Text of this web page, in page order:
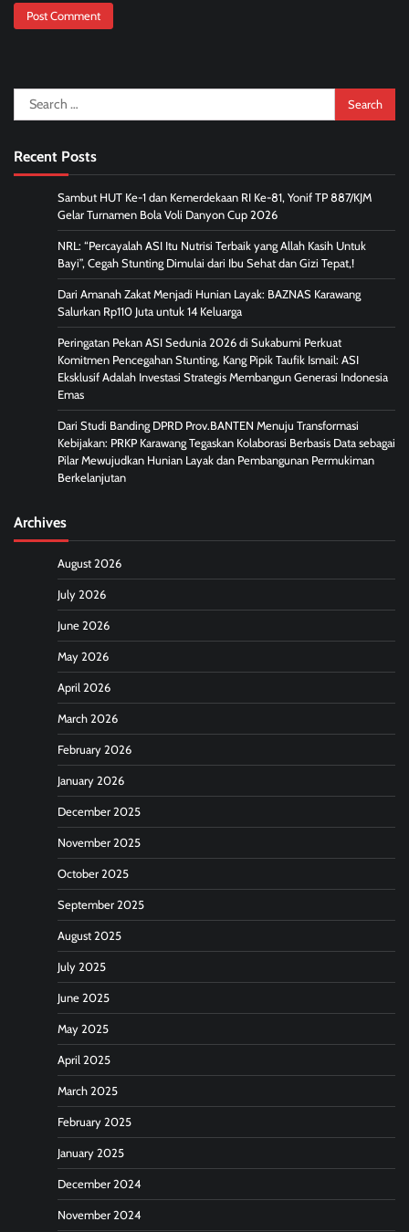
Search
for:
Recent Posts
Sambut HUT Ke-1 dan Kemerdekaan RI Ke-81, Yonif TP 887/KJM
Gelar Turnamen Bola Voli Danyon Cup 2026
NRL: “Percayalah ASI Itu Nutrisi Terbaik yang Allah Kasih Untuk
Bayi”, Cegah Stunting Dimulai dari Ibu Sehat dan Gizi Tepat,!
Dari Amanah Zakat Menjadi Hunian Layak: BAZNAS Karawang
Salurkan Rp110 Juta untuk 14 Keluarga
Peringatan Pekan ASI Sedunia 2026 di Sukabumi Perkuat
Komitmen Pencegahan Stunting, Kang Pipik Taufik Ismail: ASI
Eksklusif Adalah Investasi Strategis Membangun Generasi Indonesia
Emas
Dari Studi Banding DPRD Prov.BANTEN Menuju Transformasi
Kebijakan: PRKP Karawang Tegaskan Kolaborasi Berbasis Data sebagai
Pilar Mewujudkan Hunian Layak dan Pembangunan Permukiman
Berkelanjutan
Archives
August 2026
July 2026
June 2026
May 2026
April 2026
March 2026
February 2026
January 2026
December 2025
November 2025
October 2025
September 2025
August 2025
July 2025
June 2025
May 2025
April 2025
March 2025
February 2025
January 2025
December 2024
November 2024